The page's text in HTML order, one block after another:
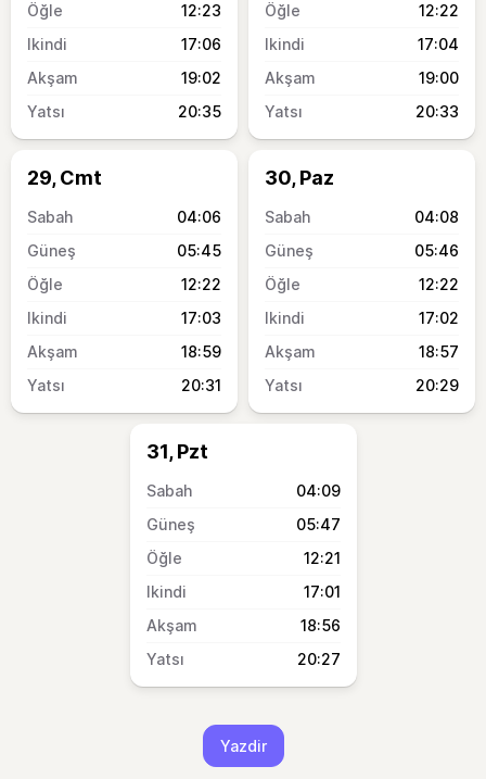
12:23
17:06
19:02
20:35
12:22
17:04
19:00
20:33
29, Cmt
04:06
05:45
12:22
17:03
18:59
20:31
30, Paz
04:08
05:46
12:22
17:02
18:57
20:29
31, Pzt
04:09
05:47
12:21
17:01
18:56
20:27
Yazdir